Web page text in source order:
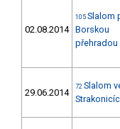
02.08.2014
105 Slalom
Borskou
přehradou
29.06.2014
72 Slalom